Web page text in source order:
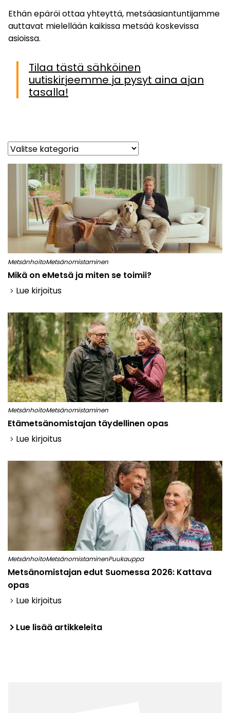
Ethän epäröi ottaa yhteyttä, metsäasiantuntijamme
auttavat mielellään kaikissa metsää koskevissa
asioissa.
Tilaa tästä sähköinen
uutiskirjeemme ja pysyt aina ajan
tasalla!
MetsänhoitoMetsänomistaminen
Mikä on eMetsä ja miten se toimii?
keyboard_arrow_right Lue kirjoitus
MetsänhoitoMetsänomistaminen
Etämetsänomistajan täydellinen opas
keyboard_arrow_right Lue kirjoitus
MetsänhoitoMetsänomistaminenPuukauppa
Metsänomistajan edut Suomessa 2026: Kattava
opas
keyboard_arrow_right Lue kirjoitus
keyboard_arrow_rightLue lisää artikkeleita